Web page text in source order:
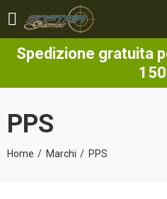
Spedizione gratuita
PPS
Home Marchi PPS